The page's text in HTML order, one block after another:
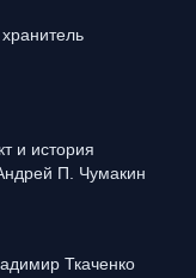
и история
П. Чумакин
Ткаченко